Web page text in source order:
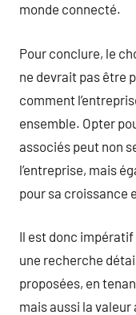
monde connecté.
Pour conclure, le
ne devrait pas être
comment
ensemble. Opter
associés peut non
l’entreprise, mais
pour sa croissance
Il est donc
une recherche
proposées, en
mais aussi la